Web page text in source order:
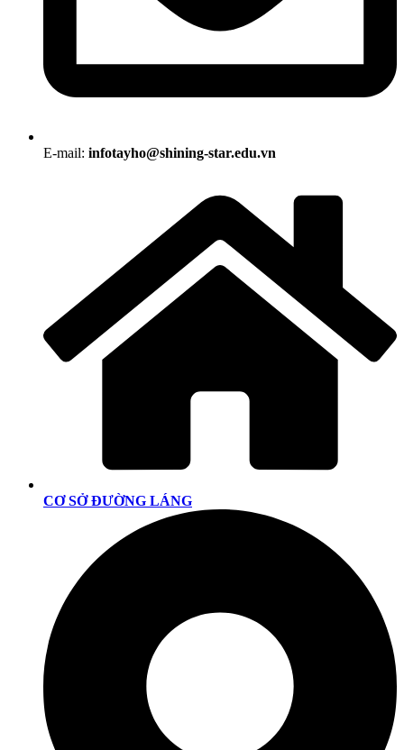
E-mail: infotayho@shining-star.edu.vn
CƠ SỞ ĐƯỜNG LÁNG